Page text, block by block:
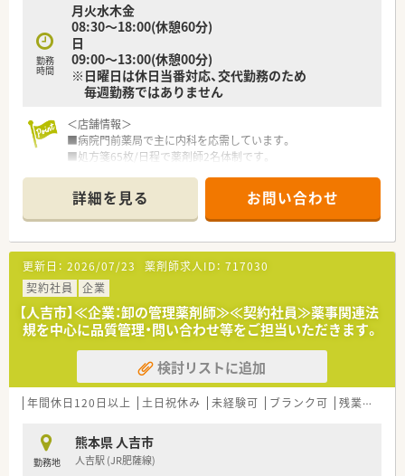
勤務
時間
月火水木金
08:30～18:00(休憩60分)
日
09:00～13:00(休憩00分)
※日曜日は休日当番対応、交代勤務のため
毎週勤務ではありません
＜店舗情報＞
■病院門前薬局で主に内科を応需しています。
■処方箋65枚/日程で薬剤師2名体制です。
＜業務・待遇内容＞
■1年契約（～3月31日まで）の契約社員を募集しています。
■契約期間は最長5年まで更新可能です。
■熊本県の店舗での配属となります
■ご待遇面ですが「総額年俸750～800万円」に別途残業代が1分
単位で支給される見込みです。（社宅費込）
■管理薬剤師登録をお願いする場合、別途15,000円/月の手当が
支給されます。
■住居手配につきましても借上げ社宅制度を適用！法人負担80％
かつ転居費用、敷金礼金は全額法人負担です。
■調剤経験3年以上ある方歓迎です。
■契約期間満了後、双方合意の上で更新または正社員登用のご相
談もできます（別途条件書提示）
＜こんな会社です＞
■株式会社ファーコスと株式会社ミックが合併して新たに設立
された調剤薬局チェーンです。
詳細を見る お問い合わせ
更新日： 2026/07/23 薬剤師求人ID： 717030
契約社員
企業
【人吉市】≪企業：卸の管理薬剤師≫≪契約社員≫薬事関連法
規を中心に品質管理・問い合わせ等をご担当いただきます。
検討リストに追加
年間休日120日以上 土日祝休み 未経験可 ブランク可 残業なし(ほぼなし含む)
勤務地
熊本県 人吉市
人吉駅 (JR肥薩線)